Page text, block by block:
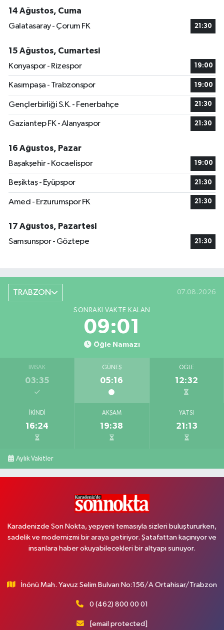
14 Ağustos, Cuma
Galatasaray - Çorum FK
21:30
15 Ağustos, Cumartesi
Konyaspor - Rizespor
19:00
Kasımpaşa - Trabzonspor 19:00
Gençlerbirliği S.K. - Fenerbahçe 21:30
Gaziantep FK - Alanyaspor 21:30
16 Ağustos, Pazar
Başakşehir - Kocaelispor
19:00
Beşiktaş - Eyüpspor 21:30
Amed - Erzurumspor FK 21:30
17 Ağustos, Pazartesi
Samsunspor - Göztepe
21:30
TRABZON 07.08.2026
SONRAKI VAKTE KALAN
09:00
Öğle Namazı
İMSAK
03:35
GÜNEŞ
05:16
ÖĞLE
12:32
İKINDI
16:24
AKŞAM
19:38
YATSI
21:13
Aylık Vakitler
Karadenizde Son Nokta, yepyeni temasıyla sizleri buluştururken,
sadelik ve modernizmi bir araya getiriyor. Şatafattan kaçınıyor ve
insanlara haber okuyabilecekleri bir altyapı sunuyor.
İnönü Mah. Yavuz Selim Bulvarı No:156/A Ortahisar/Trabzon
0 (462) 800 00 01
[email protected]